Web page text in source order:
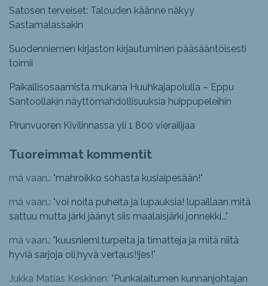
Satosen terveiset: Talouden käänne näkyy
Sastamalassakin
Suodenniemen kirjaston kirjautuminen pääsääntöisesti
toimii
Paikallisosaamista mukana Huuhkajapolulla – Eppu
Santoollakin näyttömahdollisuuksia huippupeleihin
Pirunvuoren Kivilinnassa yli 1 800 vierailijaa
Tuoreimmat kommentit
mä vaan.: "mahroikko sohasta kusiaipesään!"
mä vaan.: "voi noita puheita ja lupauksia! lupaillaan mitä
sattuu mutta järki jäänyt siis maalaisjärki jonnekki..."
mä vaan.: "kuusniemi.turpeita ja timatteja ja mitä niitä
hyviä sarjoja oli,hyvä vertaus!!jes!"
Jukka Matias Keskinen: "Punkalaitumen kunnanjohtajan